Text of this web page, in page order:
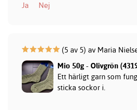
Ja
Nej
(5 av 5) av Maria
Mio 50g - Olivgrön
Ett härligt garn som
sticka sockor i.